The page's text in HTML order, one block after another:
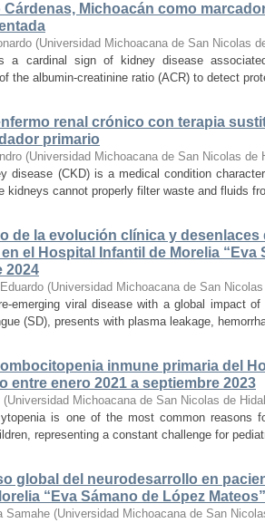
Cárdenas, Michoacán como
(Universidad Michoacana de San Nicolas
a cardinal sign of kidney disease
the albumin-creatinine ratio (ACR) to detect
renal crónico con terapia
primario
(Universidad Michoacana de San Nicolas de
disease (CKD) is a medical condition
kidneys cannot properly filter waste and fluids
de la evolución clínica y desenlaces
el Hospital Infantil de Morelia “Eva
2024
(Universidad Michoacana de San
emerging viral disease with a global impact
(SD), presents with plasma leakage,
inmune primaria del
entre enero 2021 a septiembre 2023
(Universidad Michoacana de San Nicolas de
is one of the most common reasons
representing a constant challenge for
global del neurodesarrollo en
“Eva Sámano de López Mateos”
Samahe (Universidad Michoacana de San